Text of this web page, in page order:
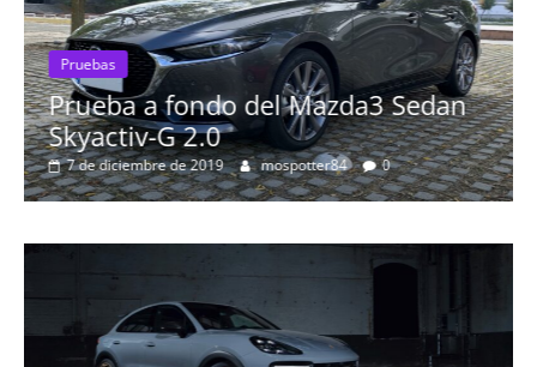
Pruebas
Prueba a fondo del Mazda3 Sedan
Skyactiv-G 2.0
7 de diciembre de 2019 mospotter84 0